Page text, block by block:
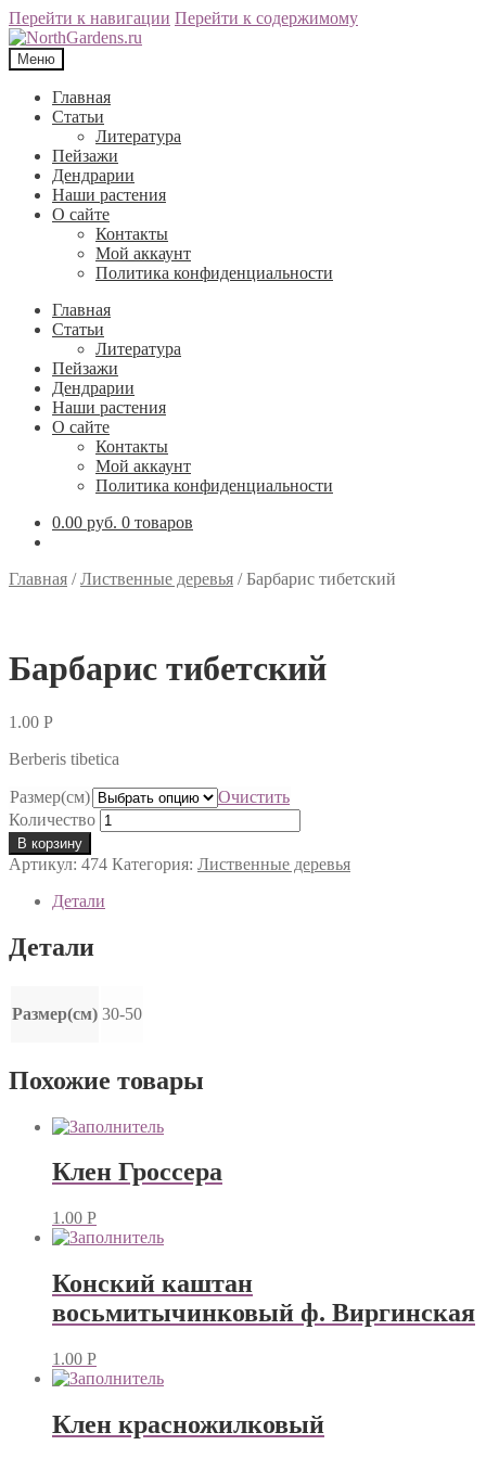
Перейти к навигации Перейти к содержимому
Меню
Главная
Статьи
Литература
Пейзажи
Дендрарии
Наши растения
О сайте
Контакты
Мой аккаунт
Политика конфиденциальности
Главная
Статьи
Литература
Пейзажи
Дендрарии
Наши растения
О сайте
Контакты
Мой аккаунт
Политика конфиденциальности
0.00 руб. 0 товаров
Главная /Лиственные деревья /Барбарис тибетский
Барбарис тибетский
1.00 Р
Berberis tibetica
Размер(см)
Очистить
Количество
В корзину
Артикул: 474 Категория: Лиственные деревья
Детали
Детали
Размер(см) 30-50
Похожие товары
Клен Гроссера
1.00 Р
Конский каштан
восьмитычинковый ф. Виргинская
1.00 Р
Клен красножилковый